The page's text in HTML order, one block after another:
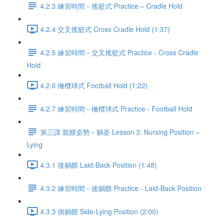
4.2.3 練習時間－搖籃式 Practice – Cradle Hold
4.2.4 交叉搖籃式 Cross Cradle Hold (1:37)
4.2.5 練習時間－交叉搖籃式 Practice - Cross Cradle
Hold
4.2.6 橄欖球式 Football Hold (1:22)
4.2.7 練習時間－橄欖球式 Practice - Football Hold
第三課 親餵姿勢－躺姿 Lesson 3: Nursing Position –
Lying
4.3.1 後躺餵 Laid-Back Position (1:48)
4.3.2 練習時間－後躺餵 Practice - Laid-Back Position
4.3.3 側躺餵 Side-Lying Position (2:00)